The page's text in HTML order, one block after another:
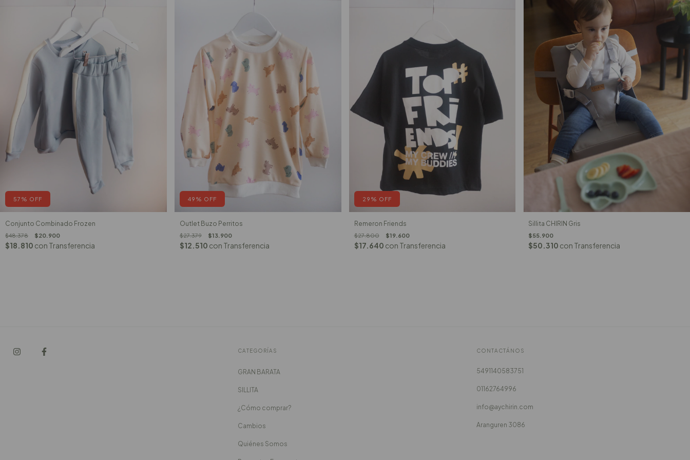
57 % OFF
Conjunto Combinado Frozen
$48.378 $20.900
$18.810 con Transferencia
49 % OFF
Outlet Buzo Perritos
$27.379 $13.900
$12.510 con Transferencia
29 % OFF
Remeron Friends
$27.800 $19.600
$17.640 con Transferencia
Sillita CHIRIN Gris
$55.900
$50.310 con Transferencia
CATEGORÍAS
GRAN BARATA
SILLITA
¿Cómo comprar?
Cambios
Quiénes Somos
CONTACTÁNOS
5491140583751
01162764996
info@aychirin.com
Aranguren 3086